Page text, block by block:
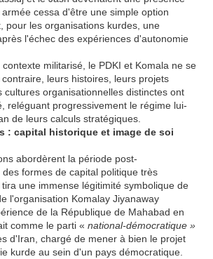
cessa d'être une simple option
pour les organisations kurdes, une
l'échec des expériences d'autonomie
militarisé, le PDKI et Komala ne se
leurs histoires, leurs projets
cultures organisationnelles distinctes ont
reléguant progressivement le régime lui-
de leurs calculs stratégiques.
: capital historique et image de soi
abordèrent la période post-
formes de capital politique très
une immense légitimité symbolique de
l'organisation Komalay Jiyanaway
de la République de Mahabad en
comme le parti « national-démocratique »
d'Iran, chargé de mener à bien le projet
kurde au sein d'un pays démocratique.